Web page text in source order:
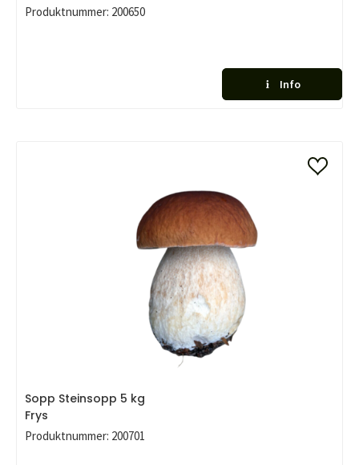
Produktnummer: 200650
Info
Sopp Steinsopp 5 kg
Frys
Produktnummer: 200701